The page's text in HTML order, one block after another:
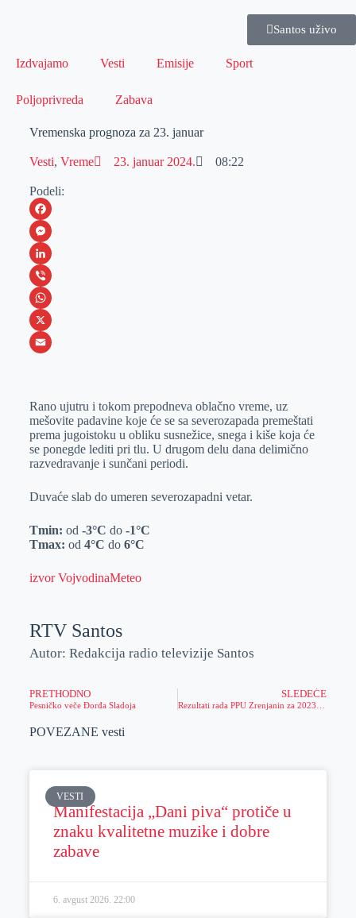
Santos uživo
Izdvajamo Vesti Emisije Sport
Poljoprivreda Zabava
Vremenska prognoza za 23. januar
Vesti, Vreme 23. januar 2024. 08:22
Podeli:
F
a
c
e
b
o
M
e
s
s
e
e
r
L
i
n
k
I
n
V
i
b
W
h
s
A
p
X
a
i
l
Rano ujutru i tokom prepodneva oblačno vreme, uz
mešovite padavine koje će se sa severozapada premeštati
prema jugoistoku u obliku susnežice, snega i kiše koja će
se ponegde lediti pri tlu. U drugom delu dana delimično
razvedravanje i sunčani periodi.
Duvaće slab do umeren severozapadni vetar.
Tmin: od -3°C do -1°C
Tmax: od 4°C do 6°C
izvor VojvodinaMeteo
RTV Santos
Autor: Redakcija radio televizije Santos
PRETHODNO
Pesničko veče Đorđa Sladoja
SLEDEĆE
POVEZANE vesti
VESTI
Manifestacija „Dani piva“ protiče u
znaku kvalitetne muzike i dobre
zabave
6. avgust 2026. 22:00